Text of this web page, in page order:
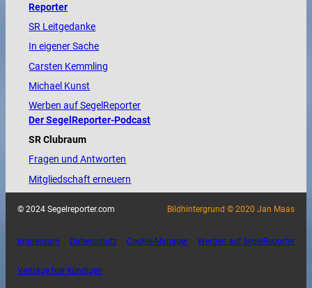
Reporter
SR Leitgedanke
In eigener Sache
Carsten Kemmling
Michael Kunst
Werben auf SegelReporter
Der SegelReporter-Podcast
SR Clubraum
Fragen und Antworten
Mitgliedschaft erneuern
© 2024 Segelreporter.com Bildhintergrund © 2020 Jan Maas
Impressum Datenschutz Cookie-Manager Werben auf SegelReporter
Verträge hier kündigen